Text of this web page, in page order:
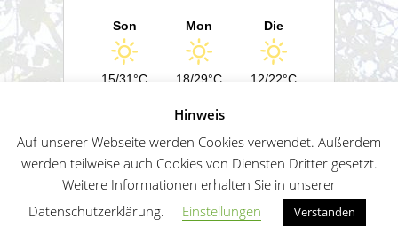
Son
15/31°C
Mon
18/29°C
Die
12/22°C
Impressum Datenschutz Sitemap German
Penguin WordPress Theme kreiert von WPZOO
Hinweis
Auf unserer Webseite werden Cookies verwendet. Außerdem
werden teilweise auch Cookies von Diensten Dritter gesetzt.
Weitere Informationen erhalten Sie in unserer
Datenschutzerklärung.
Einstellungen Verstanden